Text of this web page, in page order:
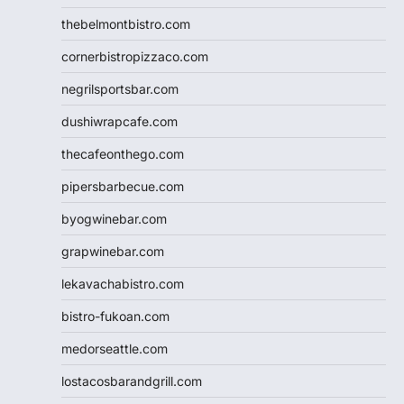
thebelmontbistro.com
cornerbistropizzaco.com
negrilsportsbar.com
dushiwrapcafe.com
thecafeonthego.com
pipersbarbecue.com
byogwinebar.com
grapwinebar.com
lekavachabistro.com
bistro-fukoan.com
medorseattle.com
lostacosbarandgrill.com